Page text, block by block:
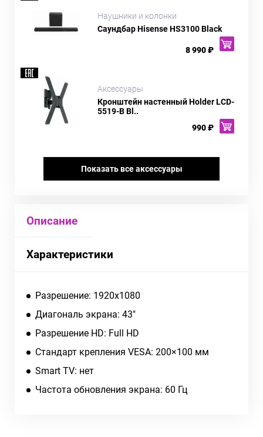
Наушники и колонки
Саундбар Hisense HS3100 Black
8 990 ₽
Аксессуары
Кронштейн настенный Holder LCD-
5519-B Bl..
990 ₽
Показать все аксессуары
Описание
Характеристики
Разрешение: 1920x1080
Диагональ экрана: 43"
Разрешение HD: Full HD
Стандарт крепления VESA: 200×100 мм
Smart TV: нет
Частота обновления экрана: 60 Гц